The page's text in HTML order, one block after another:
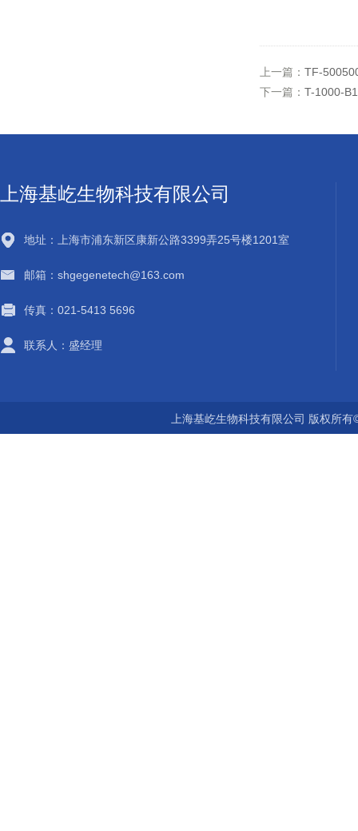
上一篇： TF-
下一篇： T-1000-
上海基屹生物科技有限公司
地址：上海市浦东新区康新公路3399弄25号楼1201室
邮箱：shgegenetech@163.com
传真：021-5413 5696
联系人：盛经理
上海基屹生物科技有限公司 版权所